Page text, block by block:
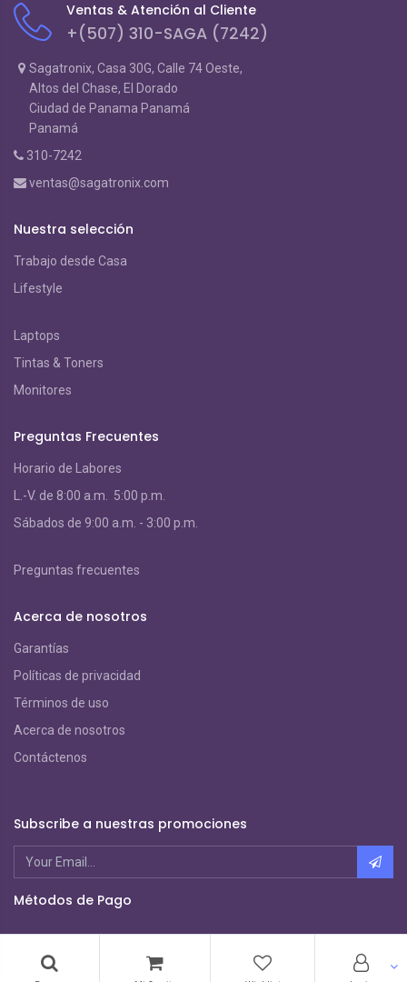
Ventas & Atención al Cliente
+(507) 310-SAGA (7242)
Sagatronix, Casa 30G, Calle 74 Oeste,
Altos del Chase, El Dorado
Ciudad de Panama Panamá
Panamá
310-7242
ventas@sagatronix.com
Nuestra selección
Trabajo desde Casa
Lifestyle
Laptops
Tintas & Toners
Monitores
Preguntas Frecuentes
Horario de Labores
L.-V. de 8:00 a.m. 5:00 p.m.
Sábados de 9:00 a.m. - 3:00 p.m.
Preguntas frecuentes
Acerca de nosotros
Garantías
Políticas de privacidad
Términos de uso
Acerca de nosotros
Contáctenos
Subscribe a nuestras promociones
Métodos de Pago